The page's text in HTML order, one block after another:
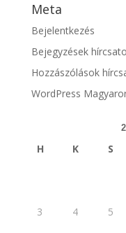
Meta
Bejelentkezés
Bejegyzések
Hozzászólások
WordPress
H K S
3 4 5